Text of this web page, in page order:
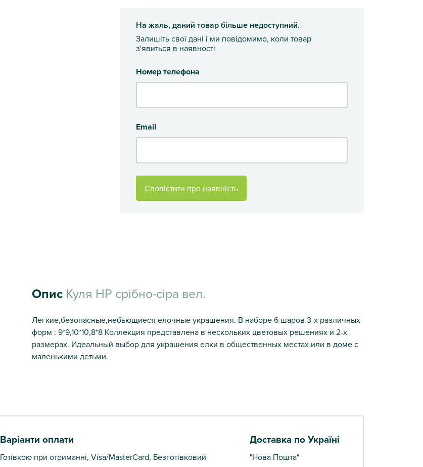
На жаль, даний товар більше недоступний.
Залишіть свої дані і ми повідомимо, коли товар
з'явиться в наявності
Номер телефона
Email
Сповістити про наявність
Опис Куля НР срібно-сіра вел.
Легкие,безопасные,небьющиеся елочные украшения. В наборе 6 шаров 3-х различных
форм : 9*9,10*10,8*8 Коллекция представлена в нескольких цветовых решениях и 2-х
размерах. Идеальный выбор для украшения елки в общественных местах или в доме с
маленькими детьми.
Варіанти оплати
Готівкою при отриманні, Visa/MasterCard, Безготівковий
Доставка по Україні
"Нова Пошта"